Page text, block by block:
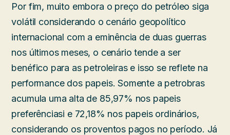
Por fim, muito embora o preço do petróleo siga
volátil considerando o cenário geopolítico
internacional com a eminência de duas guerras
nos últimos meses, o cenário tende a ser
benéfico para as petroleiras e isso se reflete na
performance dos papeis. Somente a petrobras
acumula uma alta de 85,97% nos papeis
preferênciasi e 72,18% nos papeis ordinários,
considerando os proventos pagos no período. Já